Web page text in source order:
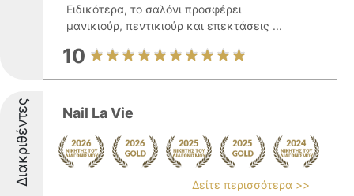
Ειδικότερα, το σαλόνι προσφέρει
μανικιούρ, πεντικιούρ και επεκτάσεις ...
10
Διακριθέντες Nail La Vie
Δείτε περισσότερα >>